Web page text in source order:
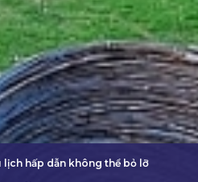
lịch hấp dẫn không thể bỏ lỡ